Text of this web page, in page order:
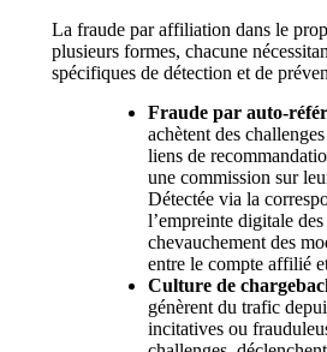
La fraude par affiliation dans le
plusieurs formes, chacune
spécifiques de détection et de
Fraude par auto-
achètent des
liens de
une commission sur
Détectée via la
l’empreinte digitale
chevauchement des
entre le compte affilié
Culture de
génèrent du trafic
incitatives ou